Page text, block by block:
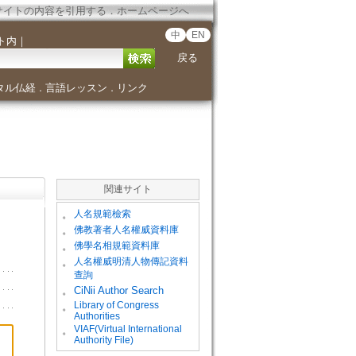
イトの内容を引用する．ホームページへ
内 ｜ 中 EN
戻る
ル仏経． 言語レッスン ． リンク
関連サイト
。 人名規範檢索
。 佛教著者人名權威資料庫
。 佛學名相規範資料庫
。
人名權威明清人物傳記資料
查詢
。
CiNii Author Search
。
Library of Congress
Authorities
。
VIAF(Virtual International
Authority File)